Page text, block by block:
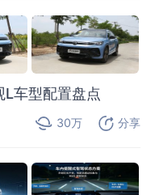
车型配置盘点
30万 分享